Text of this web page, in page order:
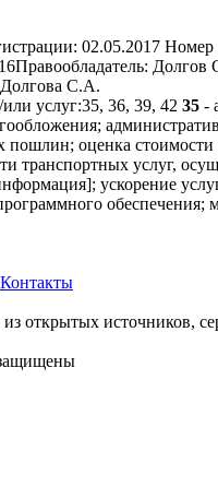
02.05.2017 Номер
Правообладатель: Долгов
С.А.
услуг:35, 36, 39, 42 35 -
оценка стоимости
транспортных услуг,
ускорение
Контакты
открытых источников,